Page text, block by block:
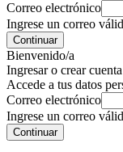
Correo electrónico
Ingrese un correo
Continuar
Bienvenido/a
Ingresar o crear cuenta
Accede a tus datos
Correo electrónico
Ingrese un correo
Continuar